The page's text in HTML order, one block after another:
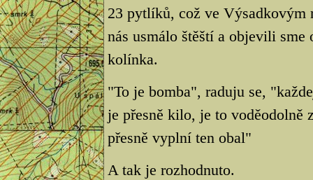
23 pytlíků, což ve Výsadkovým
nás usmálo štěští a objevili
kolínka.
"To je bomba", raduju se,
je přesně kilo, je to voděodolně
přesně vyplní ten obal"
A tak je rozhodnuto.